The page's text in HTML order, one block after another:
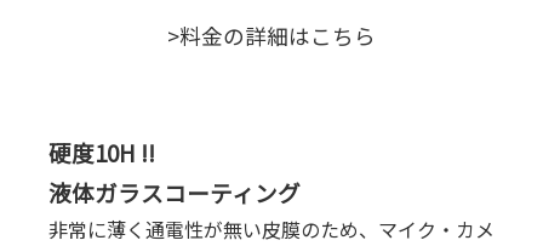
>料金の詳細はこちら
硬度10H !!
液体ガラスコーティング
非常に薄く通電性が無い皮膜のため、マイク・カメ